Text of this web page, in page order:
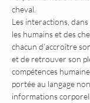
cheval.
Les interactions,
les humains et des
chacun d’accroître
et de retrouver son
compétences
portée au langage
informations